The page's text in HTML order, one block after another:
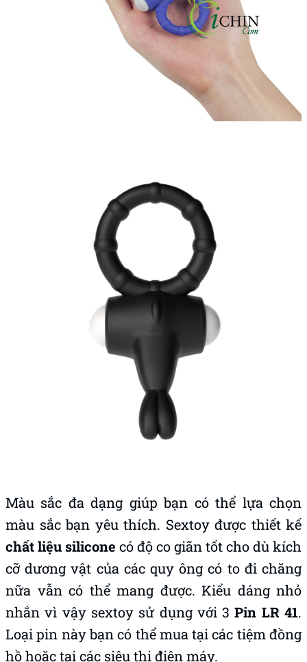
Màu sắc đa dạng giúp bạn có thể lựa chọn
màu sắc bạn yêu thích. Sextoy được thiết kế
chất liệu silicone có độ co giãn tốt cho dù kích
cỡ dương vật của các quy ông có to đi chăng
nữa vẫn có thể mang được. Kiểu dáng nhỏ
nhắn vì vậy sextoy sử dụng với 3Pin LR 41.
Loại pin này bạn có thể mua tại các tiệm đồng
hồ hoặc tại các siêu thị điện máy.